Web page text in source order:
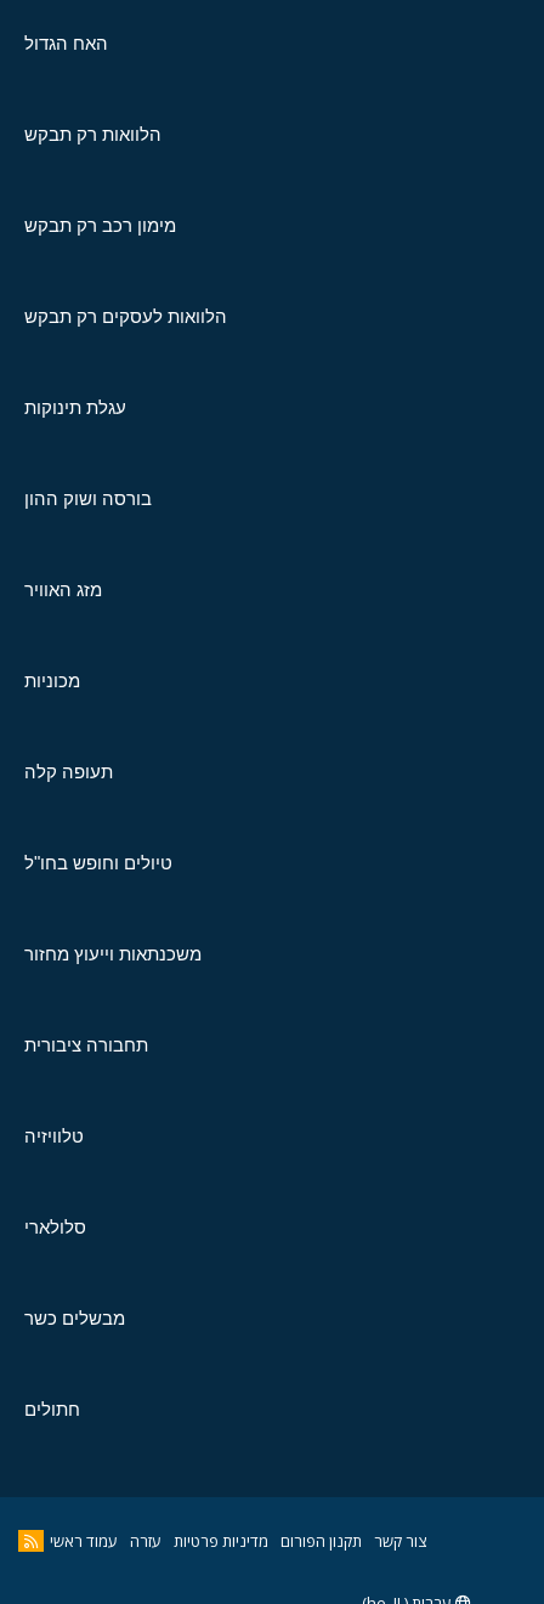
האח הגדול
הלוואות רק תבקש
מימון רכב רק תבקש
הלוואות לעסקים רק תבקש
עגלת תינוקות
בורסה ושוק ההון
מזג האוויר
מכוניות
תעופה קלה
טיולים וחופש בחו"ל
משכנתאות וייעוץ מחזור
תחבורה ציבורית
טלוויזיה
סלולארי
מבשלים כשר
חתולים
צור קשר תקנון הפורום מדיניות פרטיות עזרה עמוד ראשי